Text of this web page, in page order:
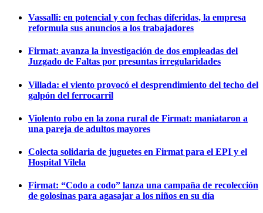
Vassalli: en potencial y con fechas diferidas, la empresa
reformula sus anuncios a los trabajadores
Firmat: avanza la investigación de dos empleadas del
Juzgado de Faltas por presuntas irregularidades
Villada: el viento provocó el desprendimiento del techo del
galpón del ferrocarril
Violento robo en la zona rural de Firmat: maniataron a
una pareja de adultos mayores
Colecta solidaria de juguetes en Firmat para el EPI y el
Hospital Vilela
Firmat: “Codo a codo” lanza una campaña de recolección
de golosinas para agasajar a los niños en su día